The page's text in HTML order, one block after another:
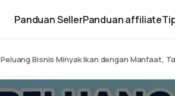
Panduan SellerPanduan affiliate
Peluang Bisnis Minyak Ikan dengan Manfaat,